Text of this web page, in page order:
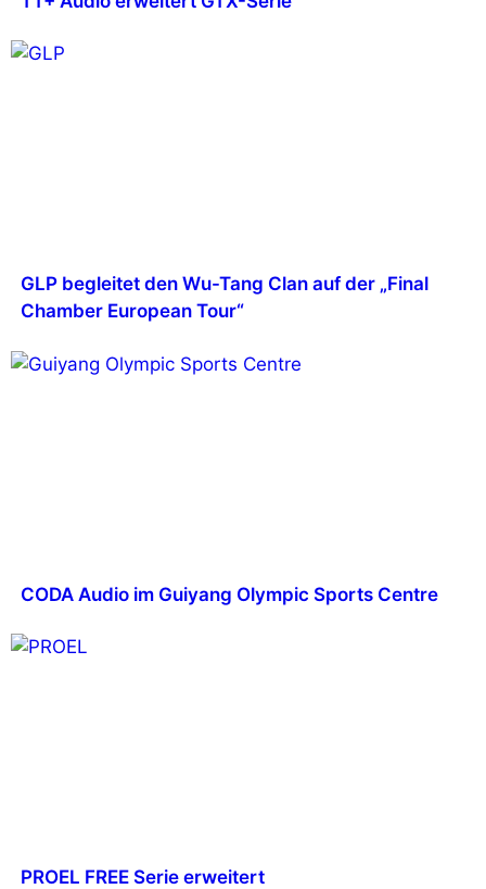
GLP begleitet den Wu-Tang Clan auf der „Final
Chamber European Tour“
CODA Audio im Guiyang Olympic Sports Centre
PROEL FREE Serie erweitert